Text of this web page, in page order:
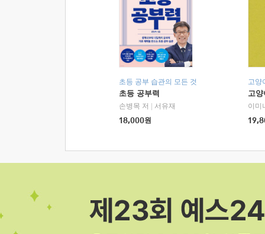
초등 공부 습관의 모든 것
초등 공부력
손병목 저
서유재
18,000원
고양
고
이미